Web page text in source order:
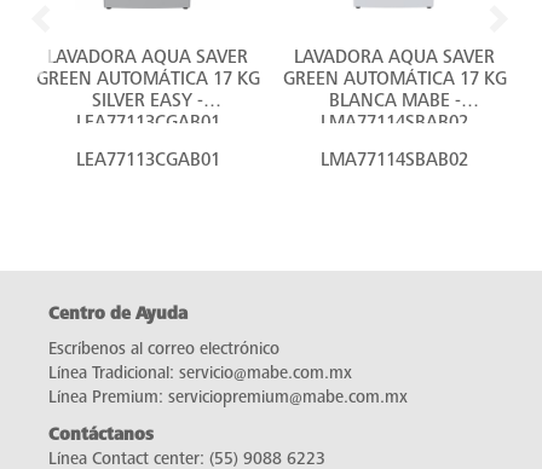
LAVADORA AQUA SAVER
GREEN AUTOMÁTICA 17 KG
SILVER EASY -
LEA77113CGAB01
LEA77113CGAB01
LAVADORA AQUA SAVER
GREEN AUTOMÁTICA 17 KG
BLANCA MABE -
LMA77114SBAB02
LMA77114SBAB02
Centro de Ayuda
Escríbenos al correo electrónico
Línea Tradicional: servicio@mabe.com.mx
Línea Premium: serviciopremium@mabe.com.mx
Contáctanos
Línea Contact center: (55) 9088 6223